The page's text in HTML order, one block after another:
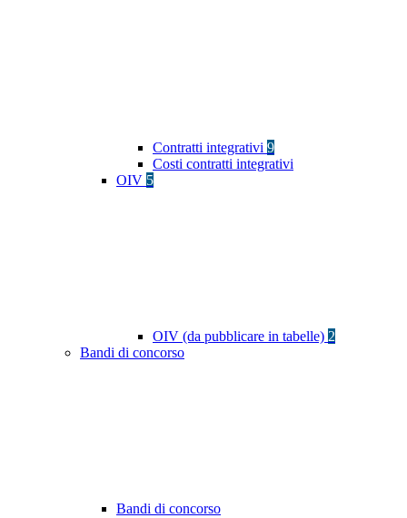
Contratti integrativi 9
Costi contratti integrativi
OIV 5
OIV (da pubblicare in tabelle) 2
Bandi di concorso
Bandi di concorso